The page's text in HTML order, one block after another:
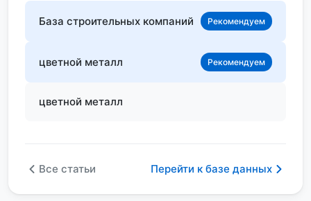
База строительных компаний Рекомендуем
цветной металл Рекомендуем
цветной металл
Все статьи Перейти к базе данных